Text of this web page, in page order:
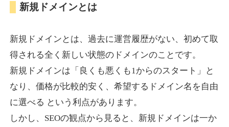
詳細を見る
DA 37 外部リンク数
lowslotfamilylocal.com
ジャンルその他
DA37 外部リンク数653 ドメイン年齢 1年
新規ドメインとは
新規ドメインとは、過去に運営履歴がない、初めて取
得される全く新しい状態のドメインのことです。
新規ドメインは「良くも悪くも1からのスタート」と
なり、価格が比較的安く、希望するドメイン名を自由
に選べる という利点があります。
しかし、SEOの観点から見ると、新規ドメインは一か